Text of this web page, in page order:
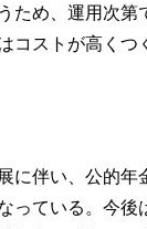
ため、運用次
コストが高くつ
に伴い、公的
っている。今